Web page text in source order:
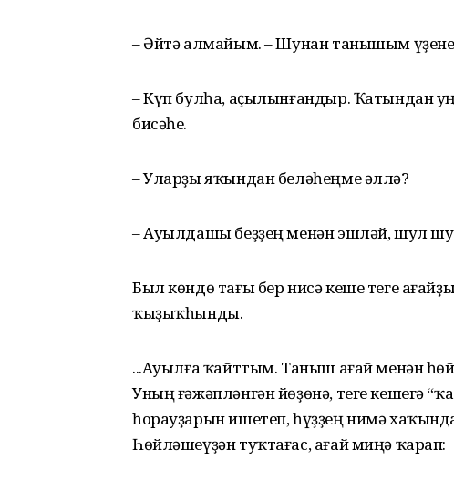
– Әйтә алмайым. – Шунан танышым
– Күп булһа, аҫылынғандыр. Ҡатындан
бисәһе.
– Уларҙы яҡындан беләһеңме әллә?
– Ауылдашы беҙҙең менән эшләй, шул
Был көндө тағы бер нисә кеше теге
ҡыҙыҡһынды.
...Ауылға ҡайттым. Таныш ағай менән
Уның ғәжәпләнгән йөҙөнә, теге кешегә
һорауҙарын ишетеп, һүҙҙең нимә
Һөйләшеүҙән туҡтағас, ағай миңә ҡарап: